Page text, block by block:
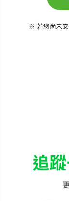
※ 若您尚未安
追